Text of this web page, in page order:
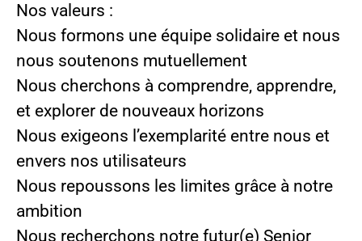
Nos valeurs :
Nous formons une équipe solidaire et nous
nous soutenons mutuellement
Nous cherchons à comprendre, apprendre,
et explorer de nouveaux horizons
Nous exigeons l’exemplarité entre nous et
envers nos utilisateurs
Nous repoussons les limites grâce à notre
ambition
Nous recherchons notre futur(e) Senior